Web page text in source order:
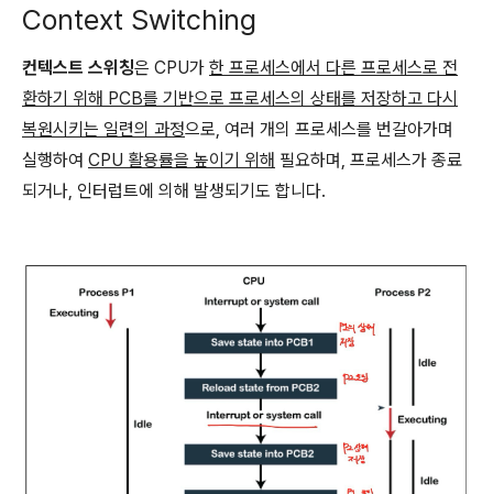
Context Switching
컨텍스트 스위칭은 CPU가 한 프로세스에서 다른 프로세스로 전
환하기 위해 PCB를 기반으로 프로세스의 상태를 저장하고 다시
복원시키는 일련의 과정으로, 여러 개의 프로세스를 번갈아가며
실행하여 CPU 활용률을 높이기 위해 필요하며, 프로세스가 종료
되거나, 인터럽트에 의해 발생되기도 합니다.